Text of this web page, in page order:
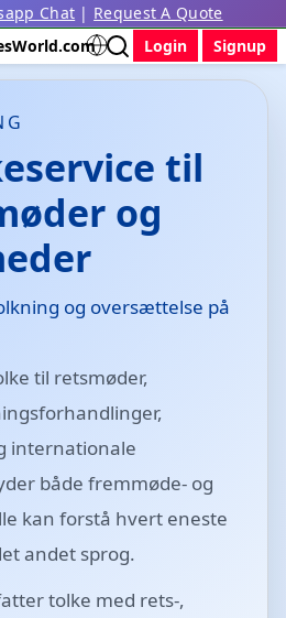
Chat | Request A Quote
Login Signup
til
og
og oversættelse på
til retsmøder,
internationale
både fremmøde- og
kan forstå hvert eneste
andet sprog.
tolke med rets-,